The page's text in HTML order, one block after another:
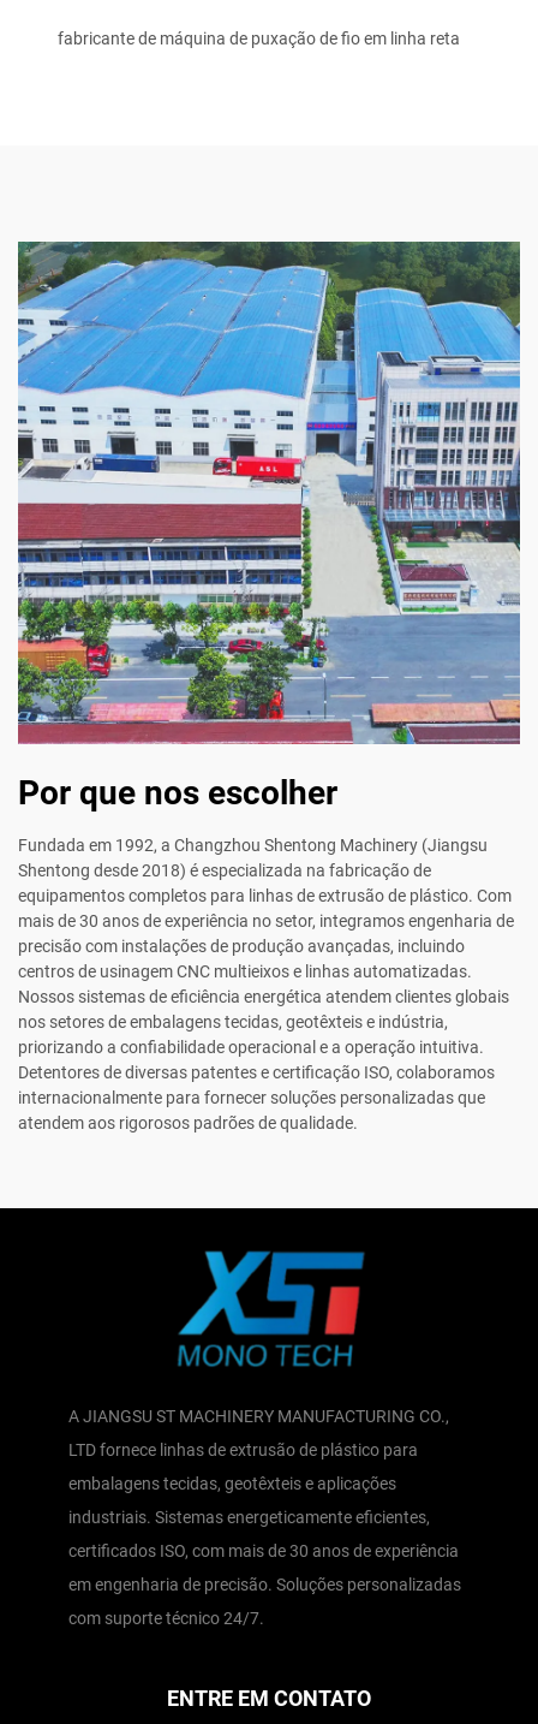
fabricante de máquina de puxação de fio em linha reta
Por que nos escolher
Fundada em 1992, a Changzhou Shentong Machinery (Jiangsu
Shentong desde 2018) é especializada na fabricação de
equipamentos completos para linhas de extrusão de plástico. Com
mais de 30 anos de experiência no setor, integramos engenharia de
precisão com instalações de produção avançadas, incluindo
centros de usinagem CNC multieixos e linhas automatizadas.
Nossos sistemas de eficiência energética atendem clientes globais
nos setores de embalagens tecidas, geotêxteis e indústria,
priorizando a confiabilidade operacional e a operação intuitiva.
Detentores de diversas patentes e certificação ISO, colaboramos
internacionalmente para fornecer soluções personalizadas que
atendem aos rigorosos padrões de qualidade.
A JIANGSU ST MACHINERY MANUFACTURING CO.,
LTD fornece linhas de extrusão de plástico para
embalagens tecidas, geotêxteis e aplicações
industriais. Sistemas energeticamente eficientes,
certificados ISO, com mais de 30 anos de experiência
em engenharia de precisão. Soluções personalizadas
com suporte técnico 24/7.
ENTRE EM CONTATO